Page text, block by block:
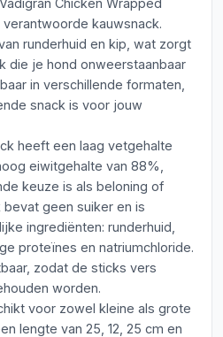
Chicken Wrapped
kauwsnack.
runderhuid en kip, wat zorgt
die je hond onweerstaanbaar
in verschillende formaten,
snack is voor jouw
heeft een laag vetgehalte
eiwitgehalte van 88%,
keuze is als beloning of
geen suiker en is
ingrediënten: runderhuid,
proteïnes en natriumchloride.
zodat de sticks vers
worden.
voor zowel kleine als grote
lengte van 25, 12, 25 cm en